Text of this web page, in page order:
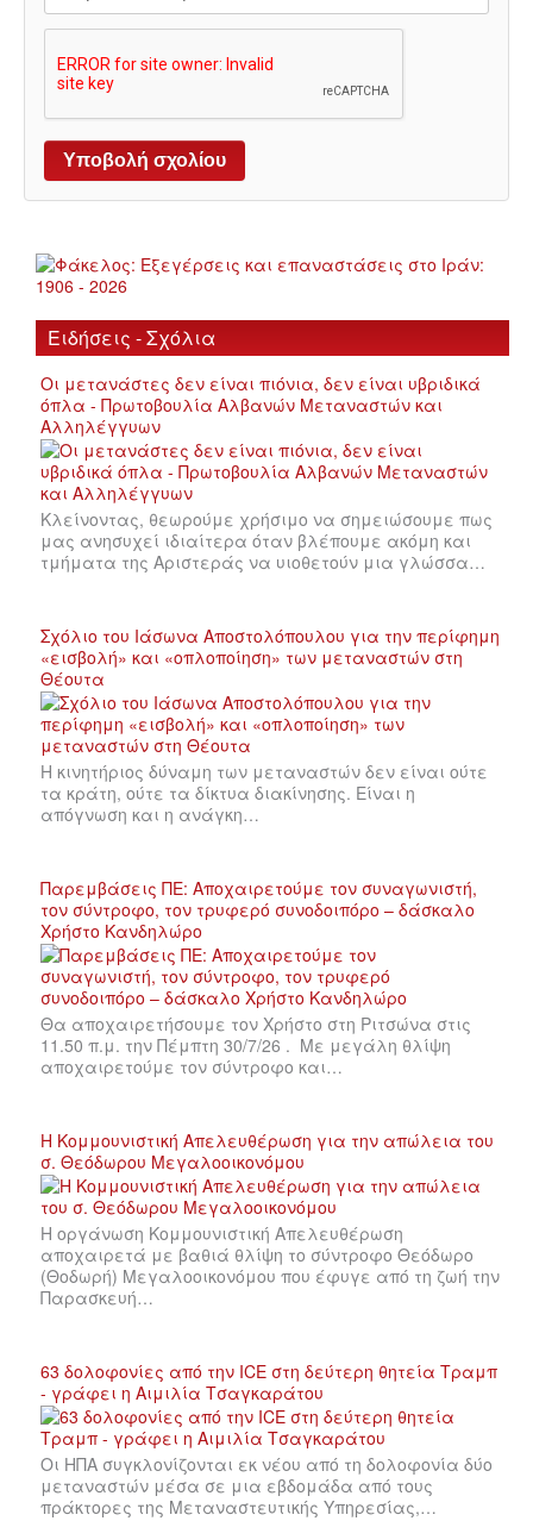
Ειδήσεις - Σχόλια
Οι μετανάστες δεν είναι πιόνια, δεν είναι υβριδικά
όπλα - Πρωτοβουλία Αλβανών Μεταναστών και
Αλληλέγγυων
Κλείνοντας, θεωρούμε χρήσιμο να σημειώσουμε πως
μας ανησυχεί ιδιαίτερα όταν βλέπουμε ακόμη και
τμήματα της Αριστεράς να υιοθετούν μια γλώσσα…
Σχόλιο του Ιάσωνα Αποστολόπουλου για την περίφημη
«εισβολή» και «οπλοποίηση» των μεταναστών στη
Θέουτα
Η κινητήριος δύναμη των μεταναστών δεν είναι ούτε
τα κράτη, ούτε τα δίκτυα διακίνησης. Είναι η
απόγνωση και η ανάγκη…
Παρεμβάσεις ΠΕ: Αποχαιρετούμε τον συναγωνιστή,
τον σύντροφο, τον τρυφερό συνοδοιπόρο – δάσκαλο
Χρήστο Κανδηλώρο
Θα αποχαιρετήσουμε τον Χρήστο στη Ριτσώνα στις
11.50 π.μ. την Πέμπτη 30/7/26 . Με μεγάλη θλίψη
αποχαιρετούμε τον σύντροφο και…
Η Κομμουνιστική Απελευθέρωση για την απώλεια του
σ. Θεόδωρου Μεγαλοοικονόμου
Η οργάνωση Κομμουνιστική Απελευθέρωση
αποχαιρετά με βαθιά θλίψη το σύντροφο Θεόδωρο
(Θοδωρή) Μεγαλοοικονόμου που έφυγε από τη ζωή την
Παρασκευή…
63 δολοφονίες από την ICE στη δεύτερη θητεία Τραμπ
- γράφει η Αιμιλία Τσαγκαράτου
Οι ΗΠΑ συγκλονίζονται εκ νέου από τη δολοφονία δύο
μεταναστών μέσα σε μια εβδομάδα από τους
πράκτορες της Μεταναστευτικής Υπηρεσίας,…